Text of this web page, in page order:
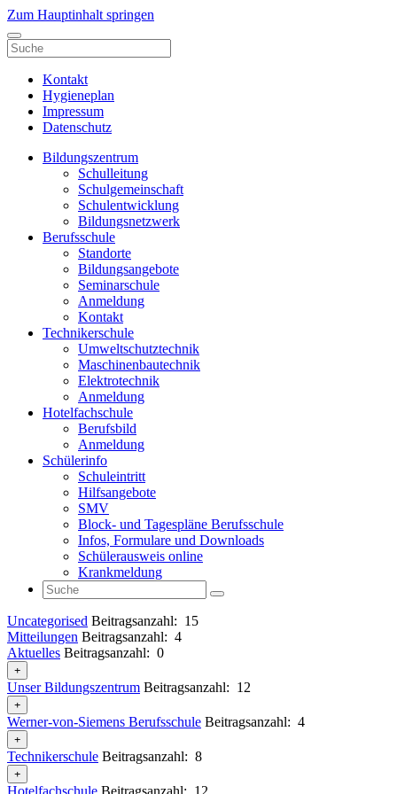
Zum Hauptinhalt springen
Kontakt
Hygieneplan
Impressum
Datenschutz
Bildungszentrum
Schulleitung
Schulgemeinschaft
Schulentwicklung
Bildungsnetzwerk
Berufsschule
Standorte
Bildungsangebote
Seminarschule
Anmeldung
Kontakt
Technikerschule
Umweltschutztechnik
Maschinenbautechnik
Elektrotechnik
Anmeldung
Hotelfachschule
Berufsbild
Anmeldung
Schülerinfo
Schuleintritt
Hilfsangebote
SMV
Block- und Tagespläne Berufsschule
Infos, Formulare und Downloads
Schülerausweis online
Krankmeldung
Uncategorised Beitragsanzahl: 15
Mitteilungen Beitragsanzahl: 4
Aktuelles Beitragsanzahl: 0
Unser Bildungszentrum Beitragsanzahl: 12
Werner-von-Siemens Berufsschule Beitragsanzahl: 4
Technikerschule Beitragsanzahl: 8
Hotelfachschule Beitragsanzahl: 12